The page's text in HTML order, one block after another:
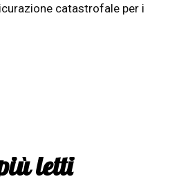
catastrofale per i
letti